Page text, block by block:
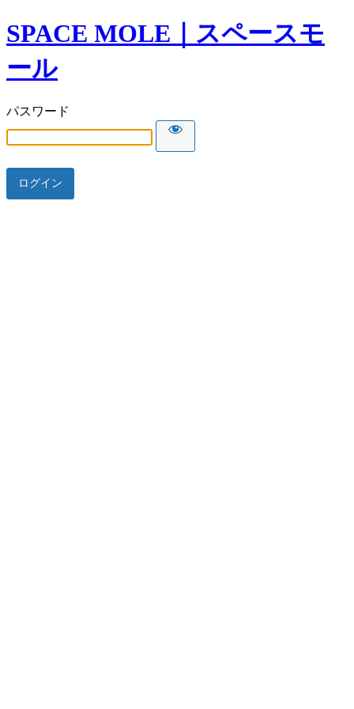
SPACE MOLE｜スペースモ
ール
パスワード